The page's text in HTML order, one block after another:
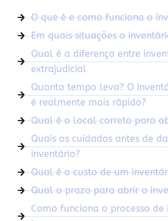
O que é e como funciona o
Em quais situações o
Qual é a diferença entre
extrajudicial
Quanto tempo leva? O
é realmente mais rápido?
Qual é o local correto para
Quais os cuidados antes de
inventário?
Qual é o custo de um
Qual o prazo para abrir o
Como funciona o processo